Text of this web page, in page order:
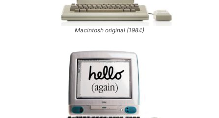
Macintosh original (1984)